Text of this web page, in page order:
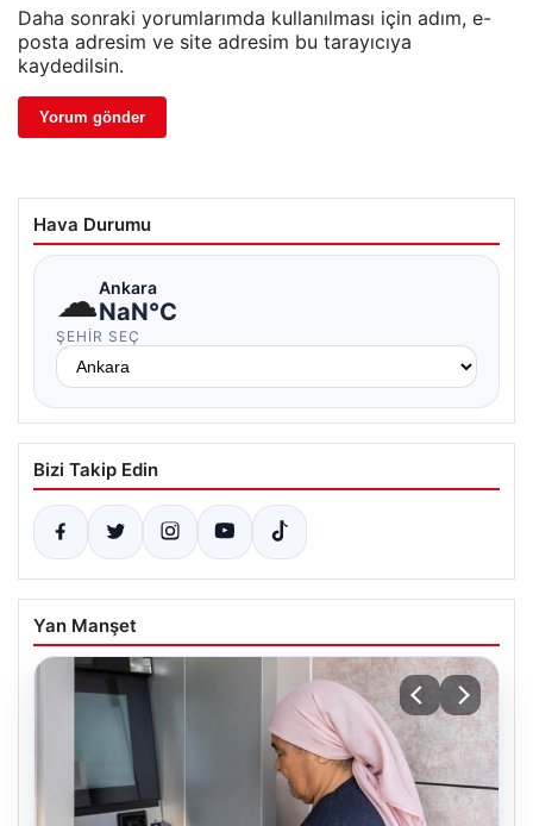
Daha sonraki yorumlarımda kullanılması için adım, e-
posta adresim ve site adresim bu tarayıcıya
kaydedilsin.
Hava Durumu
☁Ankara
NaN°C
ŞEHIR SEÇ
Bizi Takip Edin
Yan Manşet